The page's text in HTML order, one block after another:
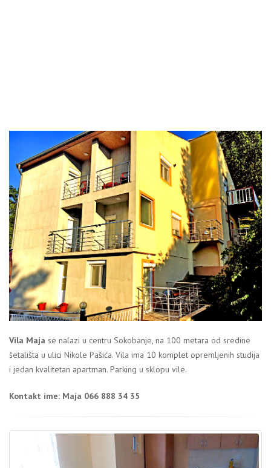
Vila Maja se nalazi u centru Sokobanje, na 100 metara od sredine
šetališta u ulici Nikole Pašića. Vila ima 10 komplet opremljenih studija
i jedan kvalitetan apartman. Parking u sklopu vile.
Kontakt ime: Maja 066 888 34 35